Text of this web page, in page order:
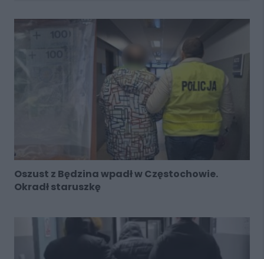
Oszust z Będzina wpadł w Częstochowie.
Okradł staruszkę